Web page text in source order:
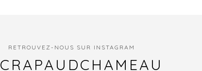
RETROUVEZ-NOUS SUR INSTAGRAM
CRAPAUDCHAMEAU